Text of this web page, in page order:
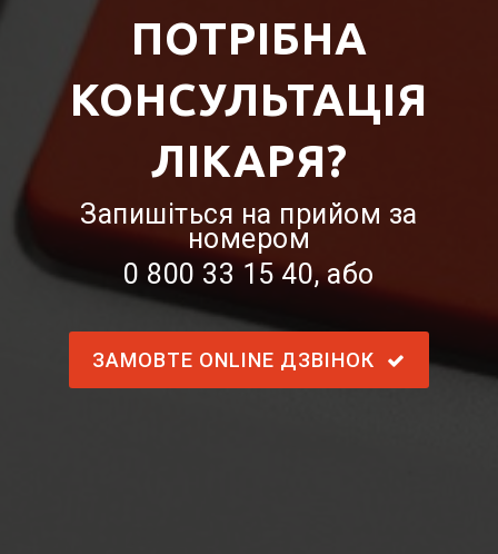
ПОТРІБНА
КОНСУЛЬТАЦІЯ
ЛІКАРЯ?
Запишіться на прийом за
номером
0 800 33 15 40, або
ЗАМОВТЕ ONLINE ДЗВІНОК